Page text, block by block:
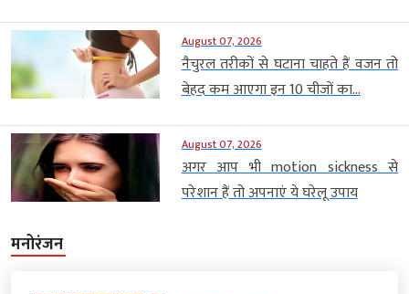
August 07, 2026
नैचुरल तरीकों से घटाना चाहते हैं वजन तो
बेहद कम आएगा इन 10 चीजों का...
August 07, 2026
अगर आप भी motion sickness से
परेशान हैं तो अपनाएं ये घरेलू उपाय
मनोरंजन